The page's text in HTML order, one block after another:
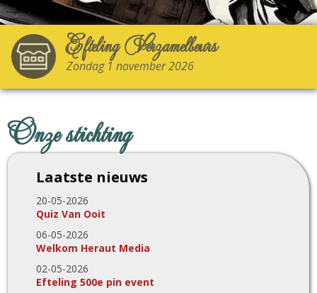
Efteling Verzamelbeurs
Zondag 1 november 2026
Onze stichting
Laatste nieuws
20-05-2026
Quiz Van Ooit
06-05-2026
Welkom Heraut Media
02-05-2026
Efteling 500e pin event